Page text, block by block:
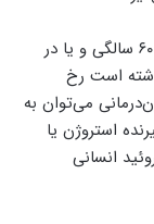
پوکی استخوان در زنان اغلب در سنین در حدود ۶۰ سالگی و یا در
گذشته است رخ
می‌توان به
استروژن یا
انسانی